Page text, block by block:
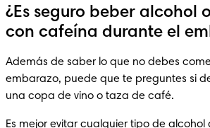
¿Es seguro beber alcohol
con cafeína durante el
Además de saber lo que no debes
embarazo, puede que te preguntes si
una copa de vino o taza de café.
Es mejor evitar cualquier tipo de alcohol